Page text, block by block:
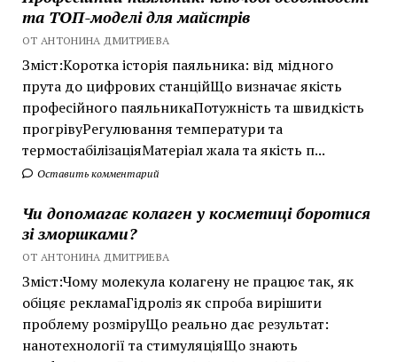
та ТОП-моделі для майстрів
ОТ АНТОНИНА ДМИТРИЕВА
Зміст:Коротка історія паяльника: від мідного
прута до цифрових станційЩо визначає якість
професійного паяльникаПотужність та швидкість
прогрівуРегулювання температури та
термостабілізаціяМатеріал жала та якість п...
Оставить комментарий
Чи допомагає колаген у косметиці боротися
зі зморшками?
ОТ АНТОНИНА ДМИТРИЕВА
Зміст:Чому молекула колагену не працює так, як
обіцяє рекламаГідроліз як спроба вирішити
проблему розміруЩо реально дає результат:
нанотехнології та стимуляціяЩо знають